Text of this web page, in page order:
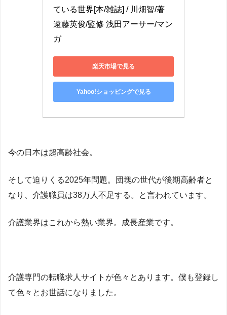
ている世界[本/雑誌] / 川畑智/著
遠藤英俊/監修 浅田アーサー/マン
ガ
楽天市場で見る
Yahoo!ショッピングで見る
今の日本は超高齢社会。
そして迫りくる2025年問題。団塊の世代が後期高齢者と
なり、介護職員は38万人不足する。と言われています。
介護業界はこれから熱い業界。成長産業です。
介護専門の転職求人サイトが色々とあります。僕も登録し
て色々とお世話になりました。